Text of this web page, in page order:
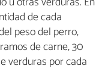
de cada
peso del perro,
de carne, 30
verduras por cada